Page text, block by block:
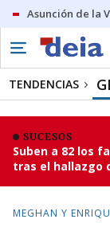
Asunción de la
TENDENCIAS
SUCESOS
Suben a 82 los
tras el hallazgo
MEGHAN Y